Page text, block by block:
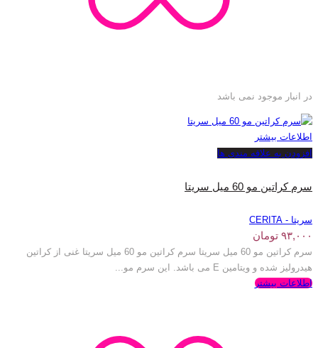
در انبار موجود نمی باشد
اطلاعات بیشتر
افزودن به علاقه مندی ها
سرم کراتین مو 60 میل سریتا
سریتا - CERITA
۹۳,۰۰۰ تومان
سرم کراتین مو 60 میل سریتا سرم کراتین مو 60 میل سریتا غنی از کراتین
هیدرولیز شده و ویتامین E می باشد. این سرم مو...
اطلاعات بیشتر